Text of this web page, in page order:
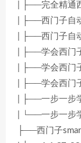
| ├──完全精通
| ├──西门子自
| ├──西门子自
| ├──学会西门
| ├──学会西门
| ├──学会西门
| ├──一步一步
| └──一步一步
├──西门子